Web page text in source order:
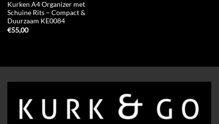
Kurken A4 Organizer met
Schuine Rits – Compact &
Duurzaam KE0084
€55,00